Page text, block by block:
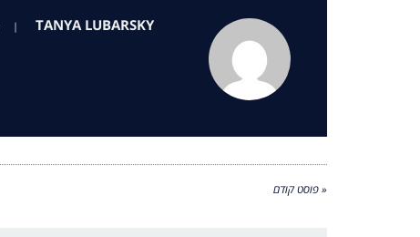
TANYA LUBARSKY
|
« פוסט קודם